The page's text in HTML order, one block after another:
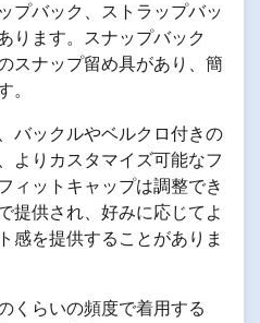
プバック、ストラップバッ
ります。スナップバック
スナップ留め具があり、簡
。
バックルやベルクロ付きの
よりカスタマイズ可能なフ
ィットキャップは調整でき
提供され、好みに応じてよ
感を提供することがありま
くらいの頻度で着用する